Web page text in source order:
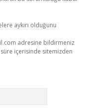
aykırı olduğunu
adresine bildirmeniz
içerisinde sitemizden